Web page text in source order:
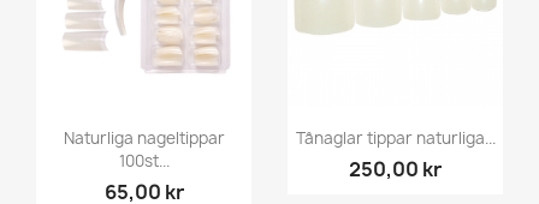
Naturliga nageltippar
100st...
65,00 kr
Tånaglar tippar naturliga...
250,00 kr